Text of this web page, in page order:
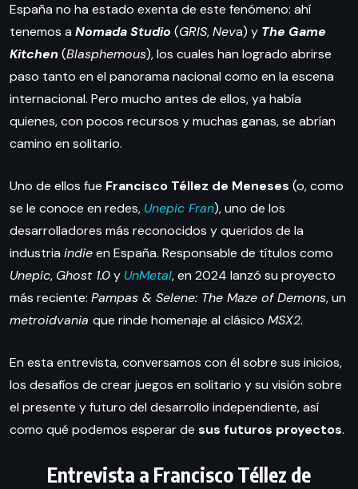
España no ha estado exenta de este fenómeno: ahí
tenemos a Nomada Studio (GRIS,Neva) y The Game
Kitchen (Blasphemous), los cuales han logrado abrirse
paso tanto en el panorama nacional como en la escena
internacional. Pero mucho antes de ellos, ya había
quienes, con pocos recursos y muchas ganas, se abrían
camino en solitario.
Uno de ellos fue Francisco Téllez de Meneses (o, como
se le conoce en redes, Unepic Fran), uno de los
desarrolladores más reconocidos y queridos de la
industria indieen España. Responsable de títulos como
Unepic, Ghost 1.0y UnMetal, en 2024 lanzó su proyecto
más reciente: Pampas & Selene: The Maze of Demons, un
metroidvania que rinde homenaje al clásico MSX2.
En esta entrevista, conversamos con él sobre sus inicios,
los desafíos de crear juegos en solitario y su visión sobre
el presente y futuro del desarrollo independiente, así
como qué podemos esperar de sus futuros proyectos.
Entrevista a Francisco Téllez de